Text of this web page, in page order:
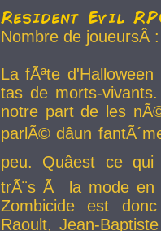
Resident Evil
Nombre de
La fÃªte
tas de morts-
notre part de les
parlÃ© dâun
peu. Quâest ce
trÃ¨s Ã la mode en
Zombicide est
Raoult, Jean-